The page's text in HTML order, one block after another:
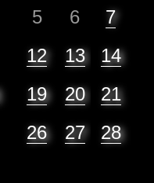
5 6
7
12 13
14
19 20
21
26 27
28